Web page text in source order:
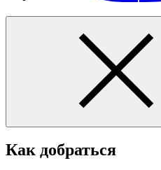
Как добраться